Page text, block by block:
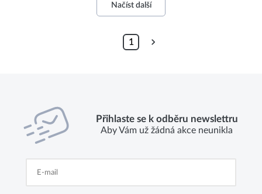
Načíst další
1
Přihlaste se k odběru newslettru
Aby Vám už žádná akce neunikla